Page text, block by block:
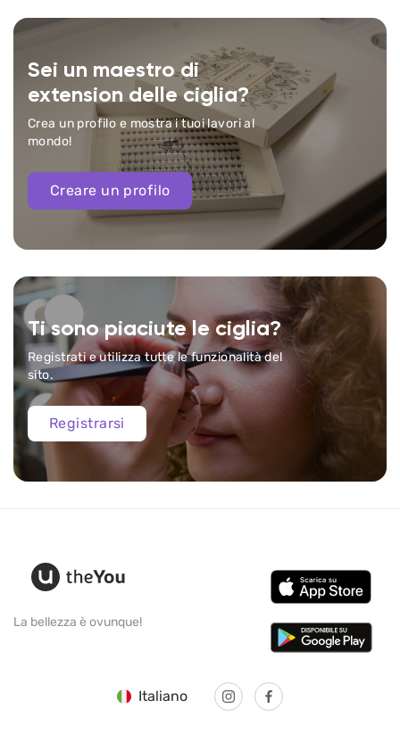
Sei un maestro di
extension delle ciglia?
Crea un profilo e mostra i tuoi lavori al
mondo!
Creare un profilo
Ti sono piaciute le ciglia?
Registrati e utilizza tutte le funzionalità del
sito.
Registrarsi
La bellezza è ovunque!
Italiano